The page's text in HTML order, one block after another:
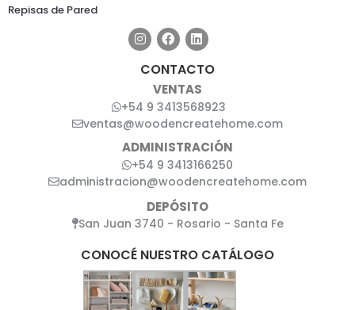
Repisas de Pared
CONTACTO
VENTAS
+54 9 3413568923
ventas@woodencreatehome.com
ADMINISTRACIÓN
+54 9 3413166250
administracion@woodencreatehome.com
DEPÓSITO
San Juan 3740 - Rosario - Santa Fe
CONOCÉ NUESTRO CATÁLOGO